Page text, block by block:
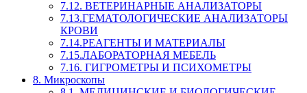
7.12. ВЕТЕРИНАРНЫЕ АНАЛИЗАТОРЫ
7.13.ГЕМАТОЛОГИЧЕСКИЕ АНАЛИЗАТОРЫ
КРОВИ
7.14.РЕАГЕНТЫ И МАТЕРИАЛЫ
7.15.ЛАБОРАТОРНАЯ МЕБЕЛЬ
7.16. ГИГРОМЕТРЫ И ПСИХОМЕТРЫ
8. Микроскопы